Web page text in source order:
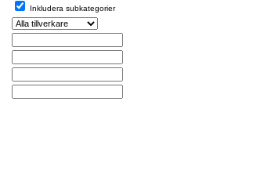
Inkludera subkategorier